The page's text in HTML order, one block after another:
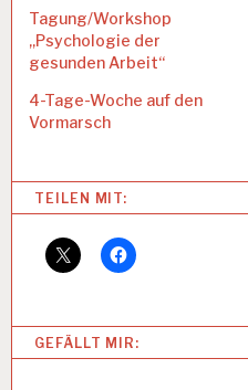
Tagung/Workshop
„Psychologie der
gesunden Arbeit“
4-Tage-Woche auf den
Vormarsch
Categories:
R
B
T
U
TEILEN MIT:
GEFÄLLT MIR: